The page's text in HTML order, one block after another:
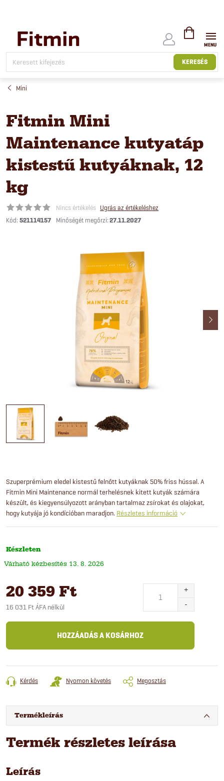
tartalomhoz
KERESÉS
KOSÁR
Mini
Fitmin Mini
Maintenance kutyatáp
kistestű kutyáknak, 12
kg
Nincs értékelés Ugrás az értékeléshez
Kód: 521114157 27.11.2027
Szuperprémium eledel kistestű felnőtt kutyáknak 50% friss hússal. A
Fitmin Mini Maintenance normál terhelésnek kitett kutyák számára
készült, és kiegyensúlyozott arányban tartalmaz zsírokat és olajokat,
hogy kutyája jó kondícióban maradjon. Részletes információ
Készleten
13. 8. 2026
20 359 Ft
16 031 Ft ÁFA nélkül
HOZZÁADÁS A KOSÁRHOZ
Kérdés Nyomon követés Megosztás
Termékleírás
Termék részletes leírása
Leírás